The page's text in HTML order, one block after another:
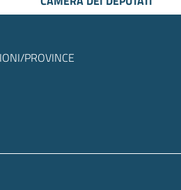
PROVINCE